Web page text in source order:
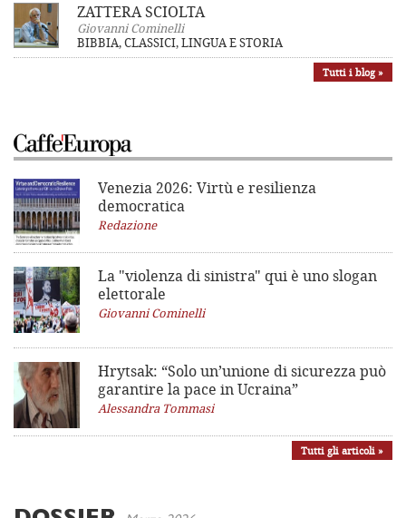
ZATTERA SCIOLTA
Giovanni Cominelli
BIBBIA, CLASSICI, LINGUA E STORIA
Tutti i blog »
Venezia 2026: Virtù e resilienza
democratica
Redazione
La "violenza di sinistra" qui è uno slogan
elettorale
Giovanni Cominelli
Hrytsak: “Solo un’unione di sicurezza può
garantire la pace in Ucraina”
Alessandra Tommasi
Tutti gli articoli »